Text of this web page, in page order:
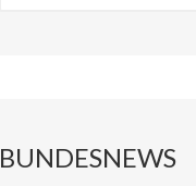
BUNDESNEWS